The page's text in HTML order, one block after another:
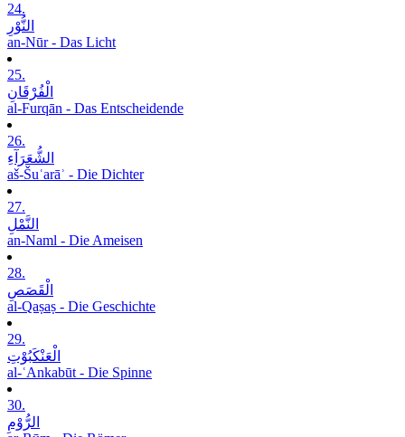
24.
النُّوْرِ
an-Nūr - Das Licht
25.
الْفُرْقَانِ
al-Furqān - Das Entscheidende
26.
الشُّعَرَآءِ
aš-Šuʿarāʾ - Die Dichter
27.
النَّمْلِ
an-Naml - Die Ameisen
28.
الْقَصَصِ
al-Qaṣaṣ - Die Geschichte
29.
الْعَنْکَبُوْتِ
al-ʿAnkabūt - Die Spinne
30.
الرُّوْمِ